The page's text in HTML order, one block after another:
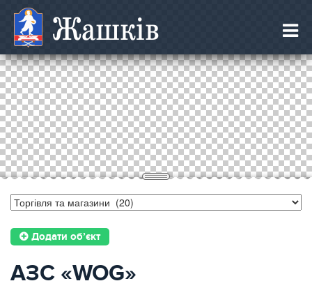
Жашків
Додати об’єкт
АЗС «WOG»